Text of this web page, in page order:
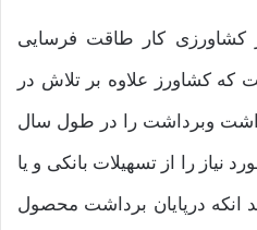
کشاورزی کار طاقت فرسایی
کشاورز علاوه بر تلاش در
وبرداشت را در طول سال
نیاز را از تسهیلات بانکی و یا
انکه درپایان برداشت محصول